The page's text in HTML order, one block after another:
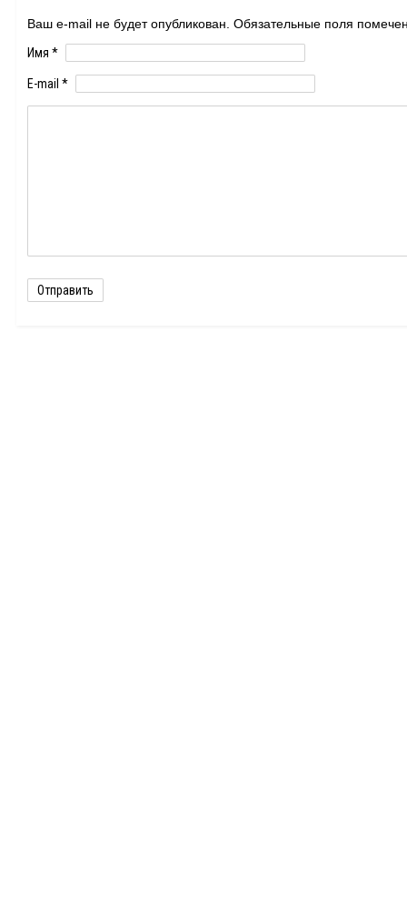
Ваш e-mail не будет опубликован. Обязательные поля
Имя *
E-mail *